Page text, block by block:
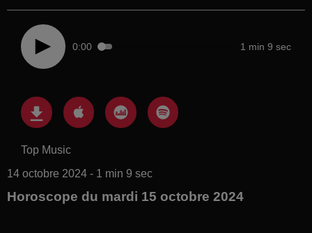
0:00 1 min 9 sec
Top Music
14 octobre 2024 - 1 min 9 sec
Horoscope du mardi 15 octobre 2024